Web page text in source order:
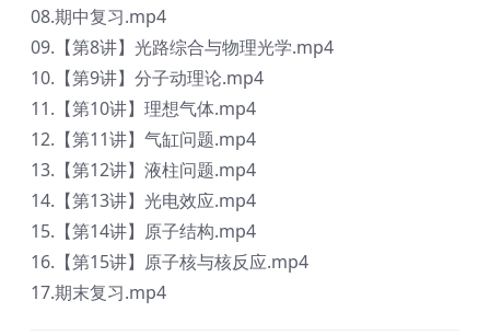
08.期中复习.mp4
09.【第8讲】光路综合与物理光学.mp4
10.【第9讲】分子动理论.mp4
11.【第10讲】理想气体.mp4
12.【第11讲】气缸问题.mp4
13.【第12讲】液柱问题.mp4
14.【第13讲】光电效应.mp4
15.【第14讲】原子结构.mp4
16.【第15讲】原子核与核反应.mp4
17.期末复习.mp4